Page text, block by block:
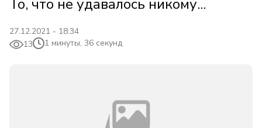
То, что не удавалось никому...
27.12.2021 - 18:34
13
1 минуты, 36 секунд